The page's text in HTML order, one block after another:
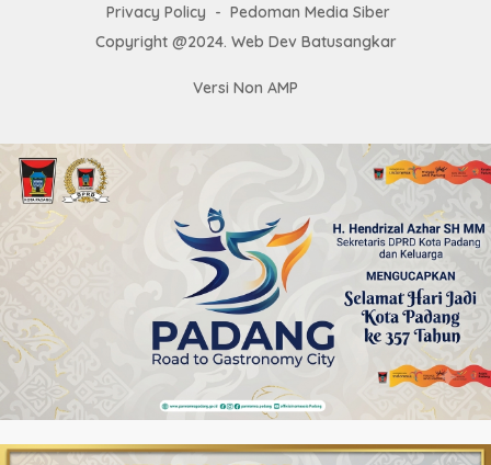
Privacy Policy
Pedoman Media Siber
Copyright @2024. Web Dev Batusangkar
Versi Non AMP